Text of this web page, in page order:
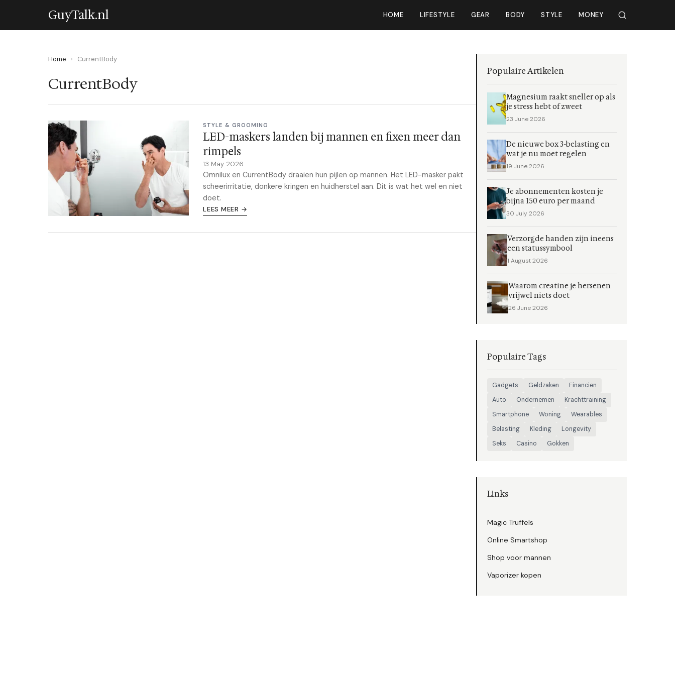
GuyTalk.nl HOME LIFESTYLE GEAR BODY STYLE MONEY
Home › CurrentBody
CurrentBody
STYLE & GROOMING
LED-maskers landen bij mannen en fixen meer dan
rimpels
13 May 2026
Omnilux en CurrentBody draaien hun pijlen op mannen. Het LED-masker pakt
scheerirritatie, donkere kringen en huidherstel aan. Dit is wat het wel en niet
doet.
LEES MEER →
Populaire Artikelen
Magnesium raakt sneller op als
je stress hebt of zweet
23 June 2026
De nieuwe box 3-belasting en
wat je nu moet regelen
19 June 2026
Je abonnementen kosten je
bijna 150 euro per maand
30 July 2026
Verzorgde handen zijn ineens
een statussymbool
1 August 2026
Waarom creatine je hersenen
vrijwel niets doet
26 June 2026
Populaire Tags
Gadgets Geldzaken
Financien
Auto
Ondernemen
Krachttraining
Smartphone
Woning
Wearables
Belasting
Kleding
Longevity
Seks
Casino Gokken
Links
Magic Truffels
Online Smartshop
Shop voor mannen
Vaporizer kopen